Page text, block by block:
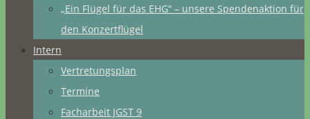
„Ein Flügel für das EHG“ – unsere Spendenaktion für
den Konzertflügel
Intern
Vertretungsplan
Termine
Facharbeit JGST 9